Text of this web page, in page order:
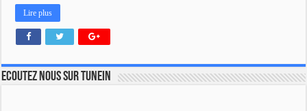
Lire plus
Ecoutez nous sur TuneIn